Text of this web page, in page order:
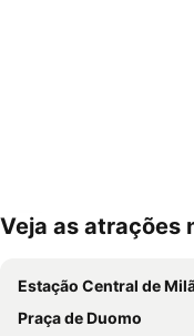
Ampliar mapa
Veja as atrações
Estação Central de
Praça de Duomo